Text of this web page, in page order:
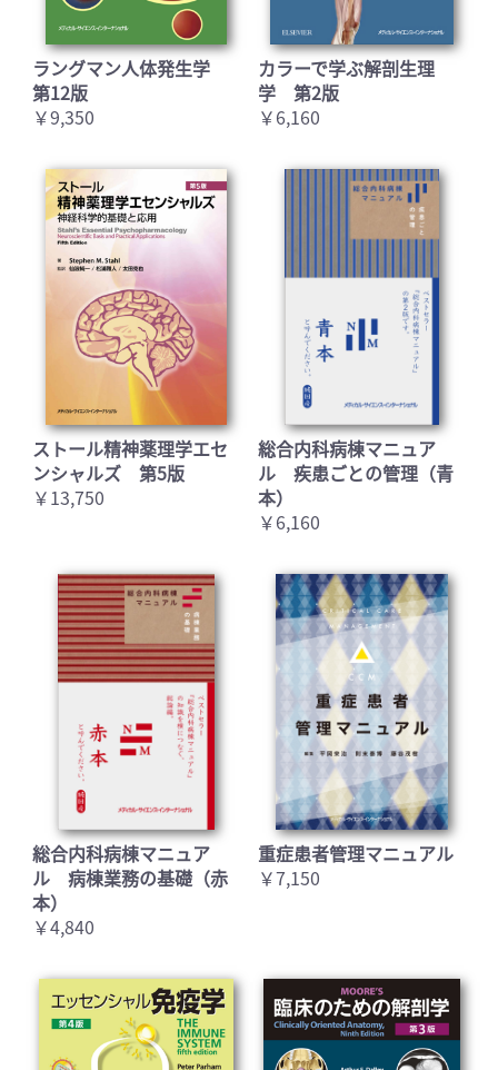
ラングマン人体発生学
第12版
￥9,350
カラーで学ぶ解剖生理
学 第2版
￥6,160
ストール精神薬理学エセ
ンシャルズ 第5版
￥13,750
総合内科病棟マニュア
ル 疾患ごとの管理（青
本）
￥6,160
総合内科病棟マニュア
ル 病棟業務の基礎（赤
本）
￥4,840
重症患者管理マニュアル
￥7,150